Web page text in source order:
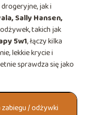
jak i
Sally Hansen,
takich jak
5w1, łączy kilka
lekkie krycie i
sprawdza się jako
/ odżywki